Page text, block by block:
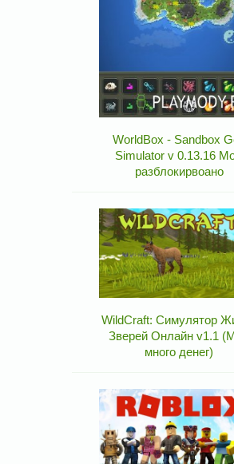
WorldBox - Sandbox
Simulator v 0.13.16
разблокирвоано
WildCraft: Симулятор
Зверей Онлайн v1.1
много денег)